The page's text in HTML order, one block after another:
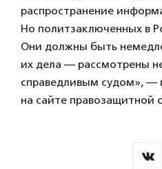
распространение
Но политзаключенных в
Они должны быть
их дела — рассмотрены
справедливым судом», —
на сайте правозащитной